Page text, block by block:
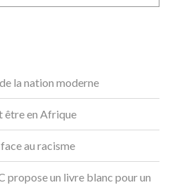
la nation moderne
être en Afrique
au racisme
propose un livre blanc pour un